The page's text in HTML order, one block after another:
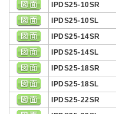
IPDS25-10SR
IPDS25-10SL
IPDS25-14SR
IPDS25-14SL
IPDS25-18SR
IPDS25-18SL
IPDS25-22SR